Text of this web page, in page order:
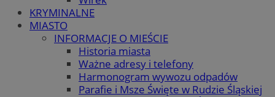
KRYMINALNE
MIASTO
INFORMACJE O MIEŚCIE
Historia miasta
Ważne adresy i telefony
Harmonogram wywozu odpadów
Parafie i Msze Święte w Rudzie Śląskiej